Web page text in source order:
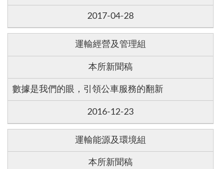
2017-04-28
運輸經營及管理組
本所新聞稿
數據是我們的眼，引領公車服務的翻新
2016-12-23
運輸能源及環境組
本所新聞稿